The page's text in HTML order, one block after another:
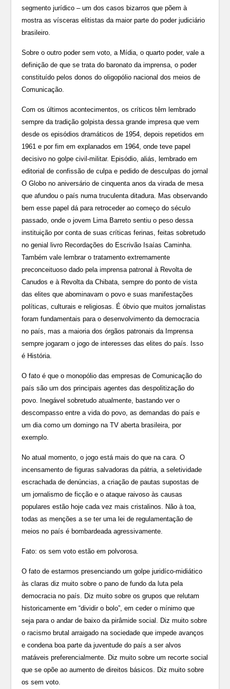
segmento jurídico – um dos casos bizarros que põem à
mostra as vísceras elitistas da maior parte do poder judiciário
brasileiro.
Sobre o outro poder sem voto, a Mídia, o quarto poder, vale a
definição de que se trata do baronato da imprensa, o poder
constituído pelos donos do oligopólio nacional dos meios de
Comunicação.
Com os últimos acontecimentos, os críticos têm lembrado
sempre da tradição golpista dessa grande impresa que vem
desde os episódios dramáticos de 1954, depois repetidos em
1961 e por fim em explanados em 1964, onde teve papel
decisivo no golpe civil-militar. Episódio, aliás, lembrado em
editorial de confissão de culpa e pedido de desculpas do jornal
O Globo no aniversário de cinquenta anos da virada de mesa
que afundou o país numa truculenta ditadura. Mas observando
bem esse papel dá para retroceder ao começo do século
passado, onde o jovem Lima Barreto sentiu o peso dessa
instituição por conta de suas críticas ferinas, feitas sobretudo
no genial livro Recordações do Escrivão Isaías Caminha.
Também vale lembrar o tratamento extremamente
preconceituoso dado pela imprensa patronal à Revolta de
Canudos e à Revolta da Chibata, sempre do ponto de vista
das elites que abominavam o povo e suas manifestações
políticas, culturais e religiosas. É óbvio que muitos jornalistas
foram fundamentais para o desenvolvimento da democracia
no país, mas a maioria dos órgãos patronais da Imprensa
sempre jogaram o jogo de interesses das elites do país. Isso
é História.
O fato é que o monopólio das empresas de Comunicação do
país são um dos principais agentes das despolitização do
povo. Inegável sobretudo atualmente, bastando ver o
descompasso entre a vida do povo, as demandas do país e
um dia como um domingo na TV aberta brasileira, por
exemplo.
No atual momento, o jogo está mais do que na cara. O
incensamento de figuras salvadoras da pátria, a seletividade
escrachada de denúncias, a criação de pautas supostas de
um jornalismo de ficção e o ataque raivoso às causas
populares estão hoje cada vez mais cristalinos. Não à toa,
todas as menções a se ter uma lei de regulamentação de
meios no país é bombardeada agressivamente.
Fato: os sem voto estão em polvorosa.
O fato de estarmos presenciando um golpe juridíco-midiático
às claras diz muito sobre o pano de fundo da luta pela
democracia no país. Diz muito sobre os grupos que relutam
historicamente em “dividir o bolo”, em ceder o mínimo que
seja para o andar de baixo da pirâmide social. Diz muito sobre
o racismo brutal arraigado na sociedade que impede avanços
e condena boa parte da juventude do país a ser alvos
matáveis preferencialmente. Diz muito sobre um recorte social
que se opõe ao aumento de direitos básicos. Diz muito sobre
os sem voto.